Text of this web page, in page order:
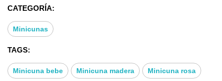
Colores/Tapizados/Tiradores:
CATEGORÍA:
Minicunas
TAGS:
Minicuna bebe Minicuna madera Minicuna rosa